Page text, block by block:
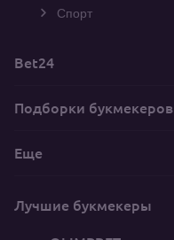
Спорт
Bet24
Подборки букмекеров
Еще
Лучшие букмекеры